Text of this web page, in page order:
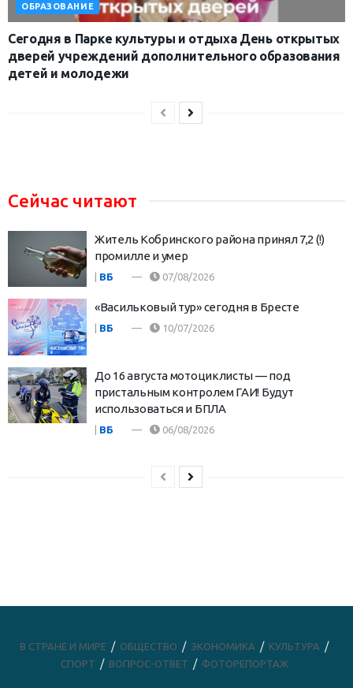
ОБРАЗОВАНИЕ
Сегодня в Парке культуры и отдыха День открытых
дверей учреждений дополнительного образования
детей и молодежи
Сейчас читают
Житель Кобринского района принял 7,2 (!)
промилле и умер
ВБ 07/08/2026
«Васильковый тур» сегодня в Бресте
ВБ 10/07/2026
До 16 августа мотоциклисты — под
пристальным контролем ГАИ! Будут
использоваться и БПЛА
ВБ 06/08/2026
В СТРАНЕ И МИРЕ ОБЩЕСТВО ЭКОНОМИКА
КУЛЬТУРА
СПОРТ
ВОПРОС-ОТВЕТ ФОТОРЕПОРТАЖ